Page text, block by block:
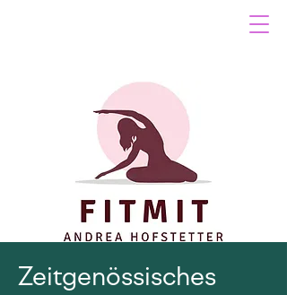
Zeitgenössisches